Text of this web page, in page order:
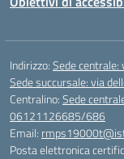
Indirizzo:Sede
Sede succursale: via
Centralino:Sede
06121126685/686
Email:
Posta elettronica